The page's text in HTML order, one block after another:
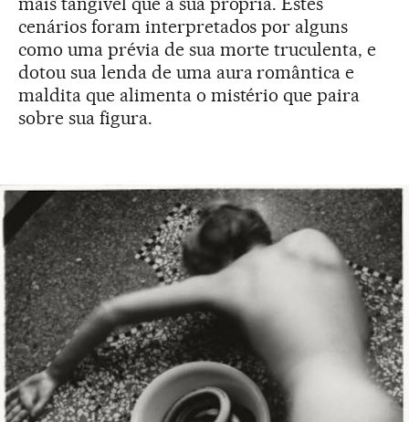
cenários foram interpretados por alguns
como uma prévia de sua morte truculenta, e
dotou sua lenda de uma aura romântica e
maldita que alimenta o mistério que paira
sobre sua figura.